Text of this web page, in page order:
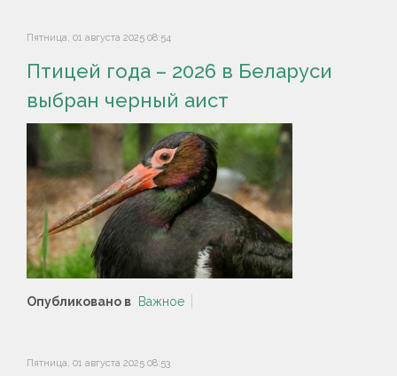
Пятница, 01 августа 2025 08:54
Птицей года – 2026 в Беларуси
выбран черный аист
Опубликовано в Важное
Пятница, 01 августа 2025 08:53